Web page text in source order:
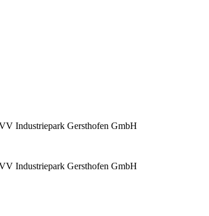
Industriepark Gersthofen GmbH
Industriepark Gersthofen GmbH